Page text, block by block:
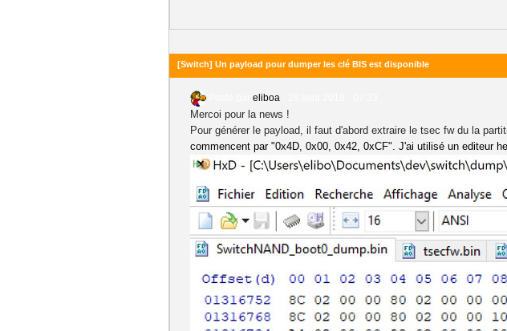
[Switch] Un payload pour dumper les clé BIS est disponible
eliboa
Mercoi pour la news !
Pour générer le payload, il faut d'abord extraire le tsec fw du la
commencent par "0x4D, 0x00, 0x42, 0xCF". J'ai utilisé un editeur